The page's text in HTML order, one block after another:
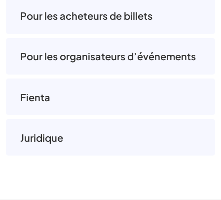
Pour les acheteurs de billets
Pour les organisateurs d’événements
Fienta
Juridique